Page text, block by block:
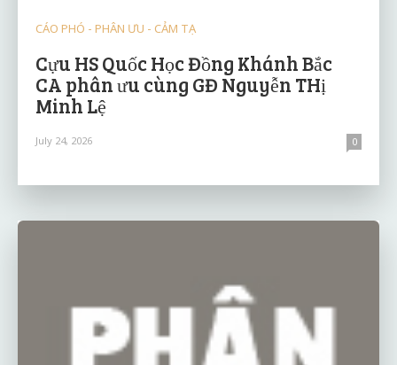
CÁO PHÓ - PHÂN ƯU - CẢM TẠ
Cựu HS Quốc Học Đồng Khánh Bắc
CA phân ưu cùng GĐ Nguyễn THị
Minh Lệ
July 24, 2026 0